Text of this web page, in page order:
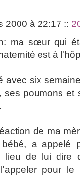
2000 à 22:17 ::
ma sœur qui
est à
avec six
ses poumons
de ma
a appelé
lieu de lui dire
pour